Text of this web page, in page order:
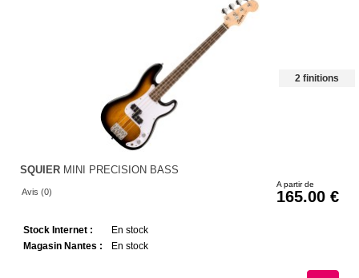
2 finitions
SQUIER MINI PRECISION BASS
Avis (0)
A partir de
165.00
Stock Internet :
En stock
Magasin Nantes :
En stock